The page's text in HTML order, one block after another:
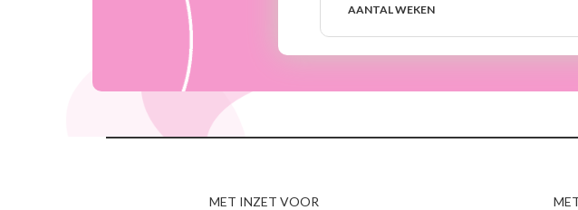
wekenAANTAL WEKEN
MET INZET VOOR